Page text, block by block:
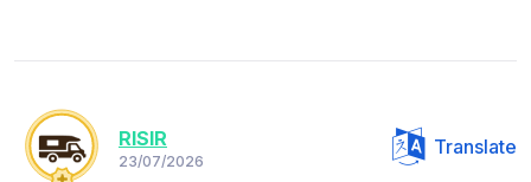
RISIR
23/07/2026
Translate